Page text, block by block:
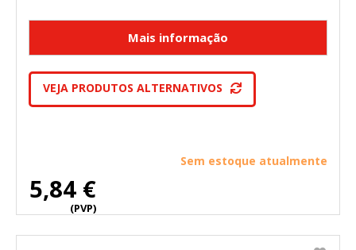
VEJA PRODUTOS ALTERNATIVOS
5,84 €
(PVP)
Sem estoque atualmente